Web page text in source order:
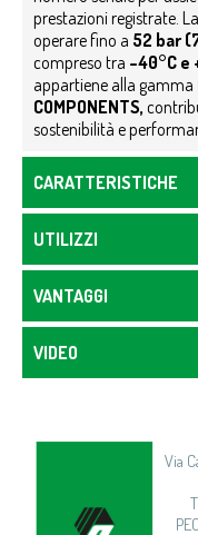
prestazioni registrate.
operare fino a 52 bar
compreso tra –40°C e
appartiene alla gamma
COMPONENTS,
sostenibilità e
CARATTERISTICHE
UTILIZZI
VANTAGGI
VIDEO
Via